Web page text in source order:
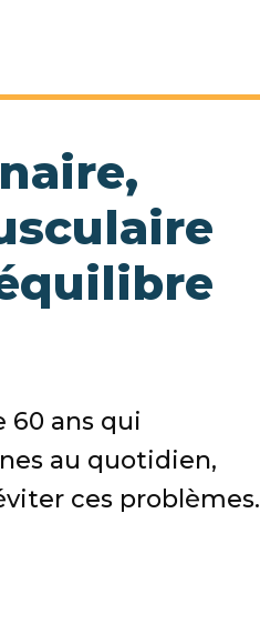
60 ans qui
au quotidien,
ces problèmes.